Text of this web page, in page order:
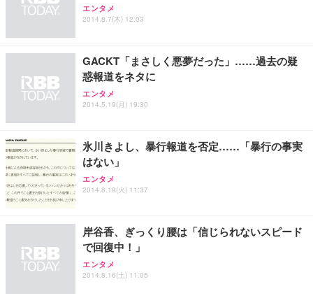
Sezlife オフィスチェア デスクチェア 疲れない テレ
ワーク チェア 強化バックレスト 30度ロッキング機
ョン PCチェア 通気性メッシュ ゲーミング/勉強/事
務用 おしゃれ パソコンチェア (ブラック)
Sezlife オフィスチェア デスクチェア 疲れない テレ
ワーク チェア 強化バックレスト 30度ロッキング機
ョン PCチェア 通気性メッシュ ゲーミング/勉強/事
務用 おしゃれ パソコンチェア (ホワイト)
ANDWINT オフィスチェア デスクチェア 肘なし メ
ッシュ 通気性 ランバーサポート付き 腰サポート ガ
ス圧無段階昇降 360度回転 キャスター付き コンパク
【純正品】27"ゲーミングモニター DualSense 充電
フック付き（CFI-ZDM1J）
【整備済み品】Dell E2724HS 27インチ 液晶モニタ
ー フルHD（1920×1080）VA 非光沢 HDMI/DisplayP
【MiniLED/24.5inch/280Hz/FHD】GRAPHT THE S
HOOTER Gaming Monitor 24” Essential ゲーミン
グモニター QD 24.5インチ 1ms FHD 量子ドット 残
ネオ・ルーライフ ネオ・オムツ L 中型犬用 26枚入
Smart Basic(スマートベーシック) 【Amazon.co.jp
限定】 Smart Basic アイリスオーヤマ ペットシーツ
アイリスオーヤマ ペットシーツ 超厚型 お徳用 レギ
ュラー 200枚入【Amazon.co.jp限定】
エンタメ
2014.8.7(木) 12:03
GACKT「まさしく悪夢だった」……過去の疑
惑報道をネタに
エンタメ
2014.5.19(月) 19:30
氷川きよし、暴行報道を否定……「暴行の事実
はない」
エンタメ
2014.8.19(火) 11:37
岸谷香、ぎっくり腰は「信じられないスピード
で回復中！」
エンタメ
2014.8.16(土) 11:05